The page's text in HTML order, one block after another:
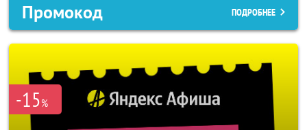
Промокод ПОДРОБНЕЕ
-15%